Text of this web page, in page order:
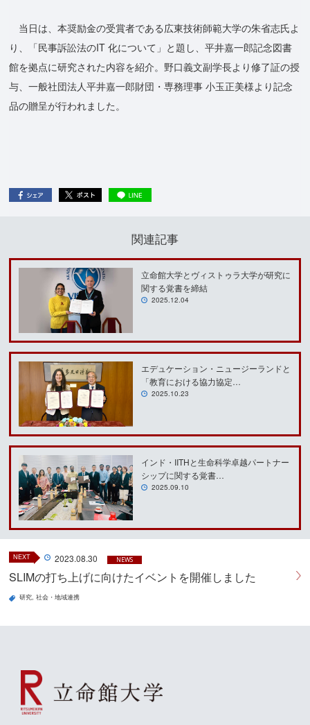
当日は、本奨励金の受賞者である広東技術師範大学の朱省志氏よ
り、「民事訴訟法のIT 化について」と題し、平井嘉一郎記念図書
館を拠点に研究された内容を紹介。野口義文副学長より修了証の授
与、一般社団法人平井嘉一郎財団・専務理事 小玉正美様より記念
品の贈呈が行われました。
関連記事
立命館大学とヴィストゥラ大学が研究に
関する覚書を締結
2025.12.04
エデュケーション・ニュージーランドと
「教育における協力協定…
2025.10.23
インド・IITHと生命科学卓越パートナー
シップに関する覚書…
2025.09.10
NEXT 2023.08.30 NEWS
SLIMの打ち上げに向けたイベントを開催しました
研究 社会・地域連携